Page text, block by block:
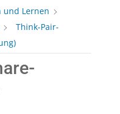
und Lernen
Think-Pair-